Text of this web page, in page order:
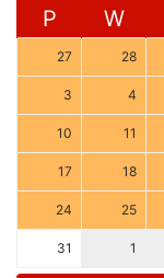
P W
27 28
3 4
10 11
17 18
24 25
31 1